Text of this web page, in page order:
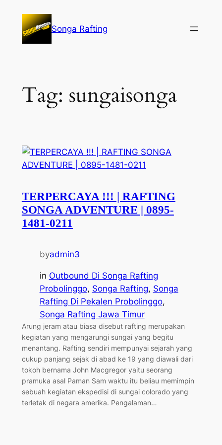
konten
Songa Rafting
Tag: sungaisonga
TERPERCAYA !!! | RAFTING
SONGA ADVENTURE | 0895-
1481-0211
byadmin3
in Outbound Di Songa Rafting
Probolinggo, Songa Rafting, Songa
Rafting Di Pekalen Probolinggo
Songa Rafting Jawa Timur
Arung jeram atau biasa disebut rafting merupakan
kegiatan yang mengarungi sungai yang begitu
menantang. Rafting sendiri mempunyai sejarah yang
cukup panjang sejak di abad ke 19 yang diawali dari
tokoh bernama John Macgregor yaitu seorang
pramuka asal Paman Sam waktu itu beliau memimpin
sebuah kegiatan ekspedisi di sungai colorado yang
terletak di negara amerika. Pengalaman…